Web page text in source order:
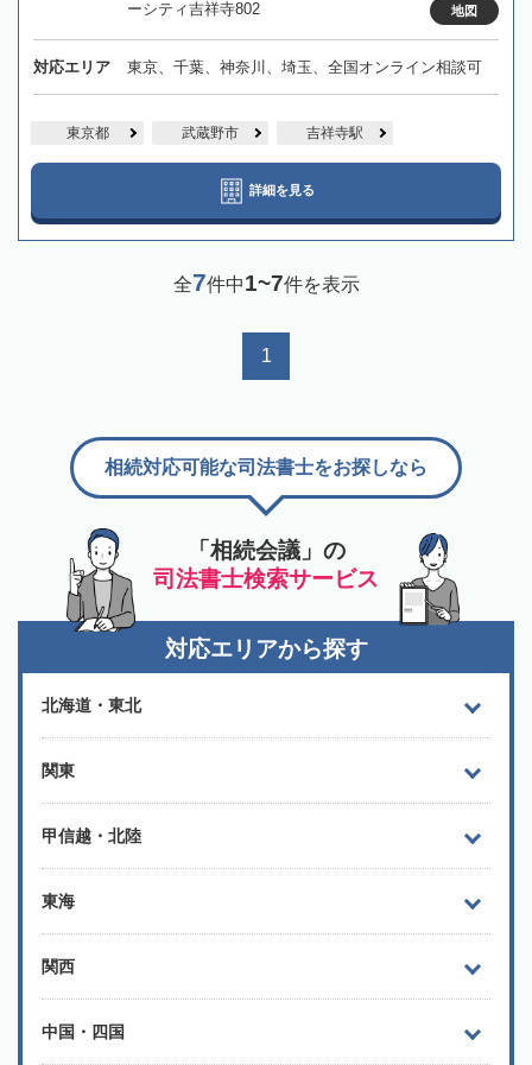
ーシティ吉祥寺802
地図
対応エリア 東京、千葉、神奈川、埼玉、全国オンライン相談可
東京都 武蔵野市 吉祥寺駅
詳細を見る
全7件中1~7件を表示
1
「相続会議」の
司法書士検索サービス
相続対応可能な司法書士をお探しなら
対応エリアから探す
北海道・東北
関東
甲信越・北陸
東海
関西
中国・四国